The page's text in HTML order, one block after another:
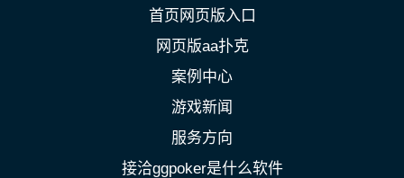
首页网页版入口
网页版aa扑克
案例中心
游戏新闻
服务方向
接洽ggpoker是什么软件